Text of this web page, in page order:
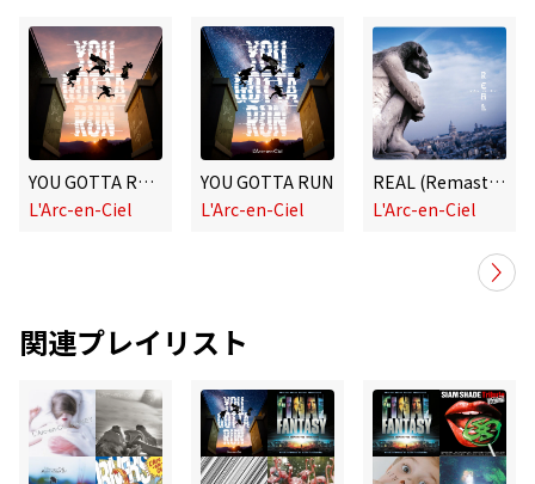
YOU GOTTA RUN -English version-
L'Arc-en-Ciel
YOU GOTTA RUN
L'Arc-en-Ciel
REAL (Remastered 2022)
L'Arc-en-Ciel
関連プレイリスト